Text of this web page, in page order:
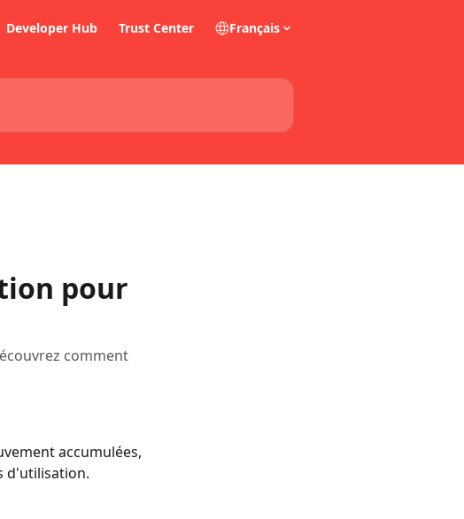
Developer Hub Trust Center Français
pour
comment
accumulées,
d'utilisation.